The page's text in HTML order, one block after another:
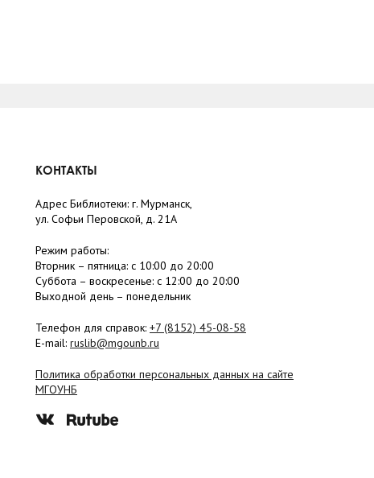
КОНТАКТЫ
Адрес Библиотеки: г. Мурманск,
ул. Софьи Перовской, д. 21А
Режим работы:
Вторник – пятница: с 10:00 до 20:00
Суббота – воскресенье: c 12:00 до 20:00
Выходной день – понедельник
Телефон для справок: +7 (8152) 45-08-58
E-mail: ruslib@mgounb.ru
Политика обработки персональных данных на сайте
МГОУНБ